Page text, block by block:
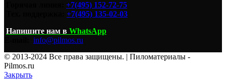
+7(495) 152-72-75
+7(495) 135-02-03
Напишите нам в WhatsApp
info@pilmos.ru
© 2013-2024 Все права защищены. | Пиломатериалы -
Pilmos.ru
Закрыть